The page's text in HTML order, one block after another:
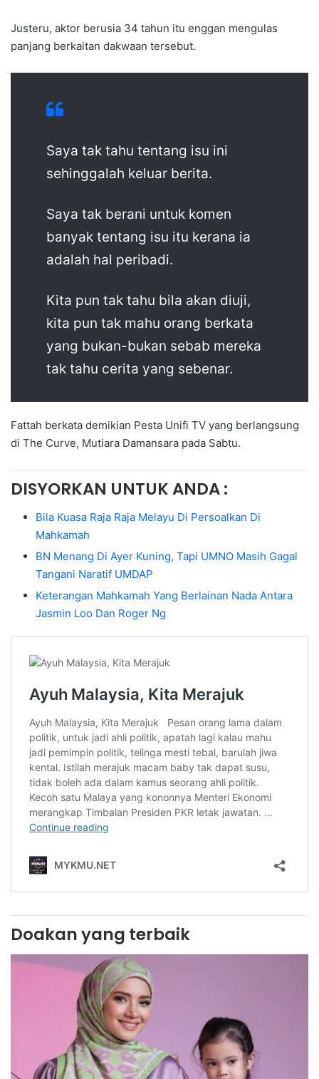
Justeru, aktor berusia 34 tahun itu enggan mengulas
panjang berkaitan dakwaan tersebut.
Saya tak tahu tentang isu ini
sehinggalah keluar berita.
Saya tak berani untuk komen
banyak tentang isu itu kerana ia
adalah hal peribadi.
Kita pun tak tahu bila akan diuji,
kita pun tak mahu orang berkata
yang bukan-bukan sebab mereka
tak tahu cerita yang sebenar.
Fattah berkata demikian Pesta Unifi TV yang berlangsung
di The Curve, Mutiara Damansara pada Sabtu.
DISYORKAN UNTUK ANDA :
Bila Kuasa Raja Raja Melayu Di Persoalkan Di
Mahkamah
BN Menang Di Ayer Kuning, Tapi UMNO Masih Gagal
Tangani Naratif UMDAP
Keterangan Mahkamah Yang Berlainan Nada Antara
Jasmin Loo Dan Roger Ng
Doakan yang terbaik